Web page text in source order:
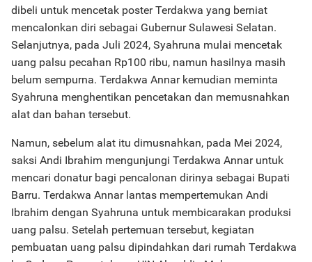
dibeli untuk mencetak poster Terdakwa yang berniat
mencalonkan diri sebagai Gubernur Sulawesi Selatan.
Selanjutnya, pada Juli 2024, Syahruna mulai mencetak
uang palsu pecahan Rp100 ribu, namun hasilnya masih
belum sempurna. Terdakwa Annar kemudian meminta
Syahruna menghentikan pencetakan dan memusnahkan
alat dan bahan tersebut.
Namun, sebelum alat itu dimusnahkan, pada Mei 2024,
saksi Andi Ibrahim mengunjungi Terdakwa Annar untuk
mencari donatur bagi pencalonan dirinya sebagai Bupati
Barru. Terdakwa Annar lantas mempertemukan Andi
Ibrahim dengan Syahruna untuk membicarakan produksi
uang palsu. Setelah pertemuan tersebut, kegiatan
pembuatan uang palsu dipindahkan dari rumah Terdakwa